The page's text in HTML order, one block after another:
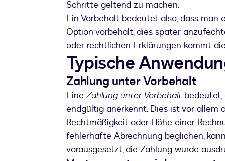
Schritte geltend zu machen.
Ein Vorbehalt bedeutet also, dass
Option vorbehält, dies später
oder rechtlichen Erklärungen kommt
Typische
Zahlung unter Vorbehalt
Eine Zahlung unter Vorbehalt
endgültig anerkennt. Dies ist vor allem
Rechtmäßigkeit oder Höhe einer
fehlerhafte Abrechnung beglichen,
vorausgesetzt, die Zahlung wurde